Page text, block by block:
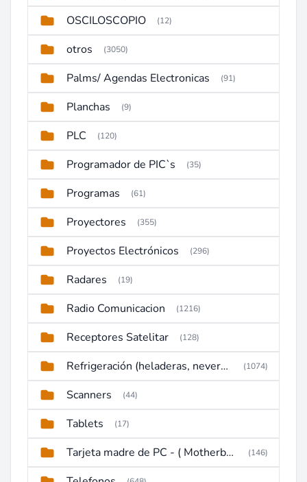
OSCILOSCOPIO (12)
otros (3050)
Palms/ Agendas Electronicas (91)
Planchas (9)
PLC (120)
Programador de PIC`s (35)
Programas (61)
Proyectores (355)
Proyectos Electrónicos (296)
Radares (19)
Radio Comunicacion (1216)
Receptores Satelitar (128)
Refrigeración (heladeras, neveras, congeladores) (1074)
Scanners (44)
Tablets (17)
Tarjeta madre de PC - ( Motherboard ) (146)